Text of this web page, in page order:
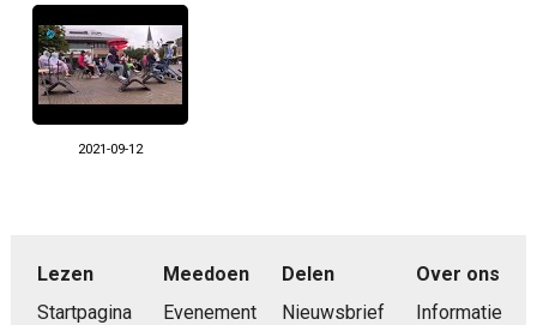
2021-09-12
Lezen
Startpagina
Meedoen
Evenement
Delen
Nieuwsbrief
Over ons
Informatie